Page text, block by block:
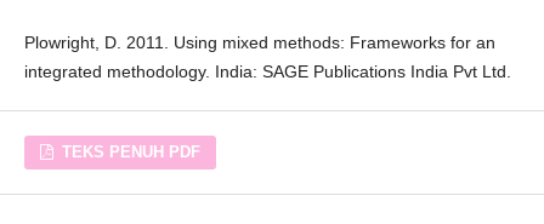
Plowright, D. 2011. Using mixed methods: Frameworks for an
integrated methodology. India: SAGE Publications India Pvt Ltd.
TEKS PENUH PDF